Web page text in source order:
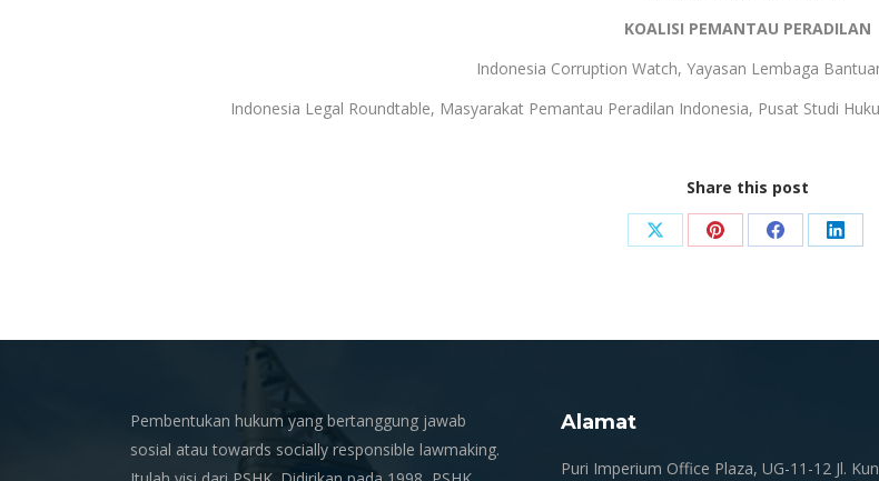
KOALISI PEMANTAU PERADILAN
Indonesia Corruption Watch, Yayasan Lembaga
Indonesia Legal Roundtable, Masyarakat Pemantau Peradilan Indonesia, Pusat Studi
Share this post
Share Share Share Share
Pembentukan hukum yang bertanggung jawab
sosial atau towards socially responsible lawmaking.
Alamat
Puri Imperium Office Plaza, UG-11-12 Jl.